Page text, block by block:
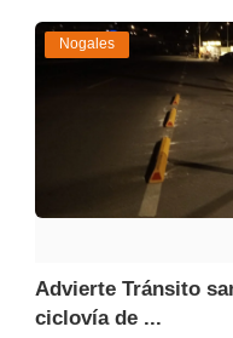
Nogales
Advierte Tránsito
ciclovía de ...